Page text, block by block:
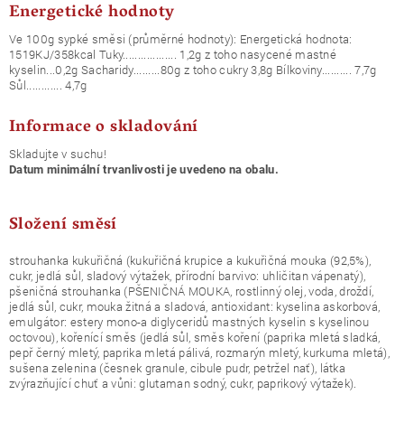
Energetické hodnoty
Ve 100g sypké směsi (průměrné hodnoty): Energetická hodnota:
1519KJ/358kcal Tuky.................. 1,2g z toho nasycené mastné
kyselin...0,2g Sacharidy.........80g z toho cukry 3,8g Bílkoviny.......... 7,7g
Sůl............ 4,7g
Informace o skladování
Skladujte v suchu!
Datum minimální trvanlivosti je uvedeno na obalu.
Složení směsí
strouhanka kukuřičná (kukuřičná krupice a kukuřičná mouka (92,5%),
cukr, jedlá sůl, sladový výtažek, přírodní barvivo: uhličitan vápenatý),
pšeničná strouhanka (PŠENIČNÁ MOUKA, rostlinný olej, voda, droždí,
jedlá sůl, cukr, mouka žitná a sladová, antioxidant: kyselina askorbová,
emulgátor: estery mono-a diglyceridů mastných kyselin s kyselinou
octovou), kořenící směs (jedlá sůl, směs koření (paprika mletá sladká,
pepř černý mletý, paprika mletá pálivá, rozmarýn mletý, kurkuma mletá),
sušena zelenina (česnek granule, cibule pudr, petržel nať), látka
zvýrazňující chuť a vůni: glutaman sodný, cukr, paprikový výtažek).